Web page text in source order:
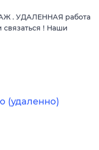
. УДАЛЕННАЯ работа
связаться ! Наши
(удаленно)